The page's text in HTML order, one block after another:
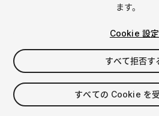
$39.99
消費税は決済時に計算されます
ます。
Cookie 設定
すべて拒否す
すべての Cookie を